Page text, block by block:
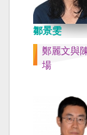
鄒景雯
鄭麗文與
場